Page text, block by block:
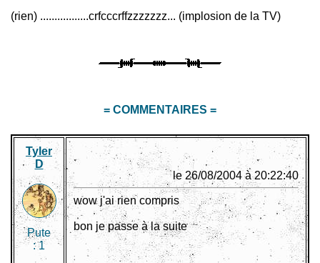
(rien) .................crfcccrffzzzzzzz... (implosion de la TV)
= COMMENTAIRES =
Tyler
D
Pute
:1
le 26/08/2004 à 20:22:40
wow j'ai rien compris
bon je passe à la suite